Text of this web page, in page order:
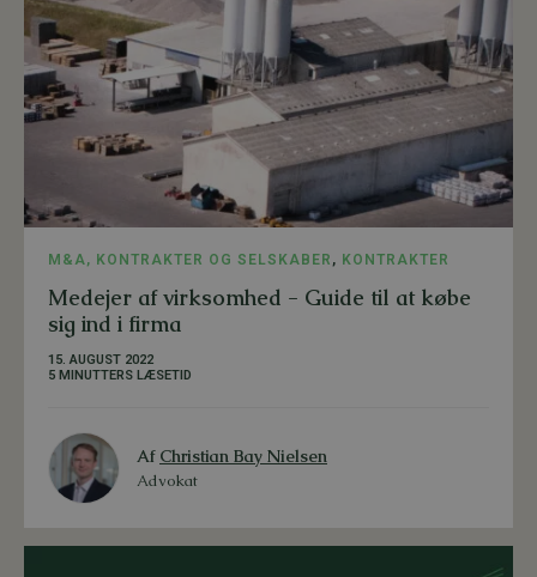
M&A, KONTRAKTER OG SELSKABER , KONTRAKTER
Medejer af virksomhed - Guide til at købe
sig ind i firma
15. AUGUST 2022
5 MINUTTERS LÆSETID
Af Christian Bay Nielsen
Advokat